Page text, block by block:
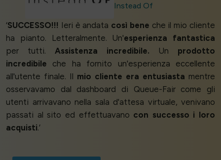
Instead Of
‘SUCCESSO!!! Ieri è andata così bene che il mio cliente
ha pianto. Letteralmente. Un'esperienza fantastica
per tutti. Assistenza incredibile. Un prodotto
incredibile che ha fornito un'esperienza eccellente
all'utente finale. Il mio cliente era entusiasta mentre
osservavamo dal dashboard di Queue-Fair come gli
utenti arrivavano nella sala d'attesa virtuale, venivano
passati al sito ed effettuavano con successo i loro
acquisti.’